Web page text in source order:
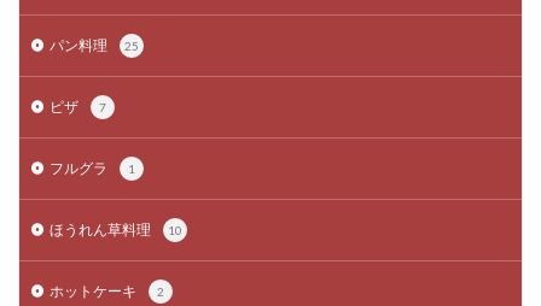
パン料理 25
ピザ 7
フルグラ 1
ほうれん草料理 10
ホットケーキ 2